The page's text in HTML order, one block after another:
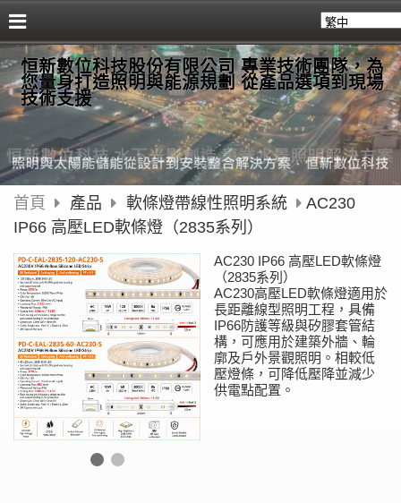
恒新數位科技股份有限公司 專業技術團隊，為
您量身打造照明與能源規劃 從產品選項到現場
技術支援
首頁 產品 軟條燈帶線性照明系統
AC230
IP66 高壓LED軟條燈（2835系列）
AC230 IP66 高壓LED軟條燈
（2835系列）
AC230高壓LED軟條燈適用於
長距離線型照明工程，具備
IP66防護等級與矽膠套管結
構，可應用於建築外牆、輪
廓及戶外景觀照明。相較低
壓燈條，可降低壓降並減少
供電點配置。